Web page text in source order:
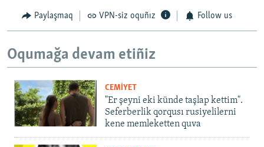
Paylaşmaq VPN-siz oquñız Follow us
Oqumağa devam etiñiz
CEMİYET
"Er şeyni eki künde taşlap kettim".
Seferberlik qorqusı rusiyelilerni
kene memleketten quva